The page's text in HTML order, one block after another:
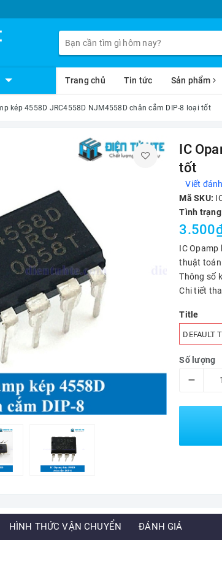
Trang chủ Tin tức Sản phẩm
kép 4558D JRC4558D NJM4558D chân cắm DIP-8 loại tốt
IC
tốt
Viết
Mã SKU:
Tình
IC Opamp
thuật toán
Thông số
Chi tiết
Title
DEFAULT
Số lượng
–
HÌNH THỨC VẬN CHUYỂN ĐÁNH GIÁ